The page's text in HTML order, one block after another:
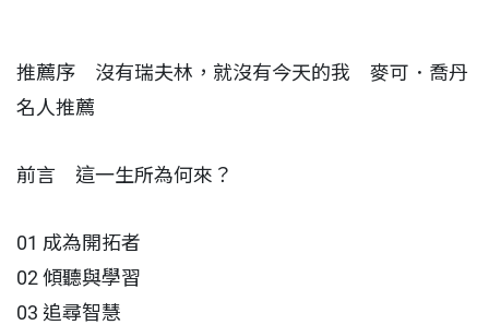
為科比•布萊恩打造出全球首款輕量低筒籃球鞋，並
分享他激勵無數球星突破極限、登上巔峰的祕訣及教
個人成長與突破，本書都將帶給你啟發與力量，引領
你勇敢追問：「這一生所為何來？」
推薦序 沒有瑞夫林，就沒有今天的我 麥可．喬丹
​名人推薦
前言 這一生所為何來？
01 成為開拓者
02 傾聽與學習
03 追尋智慧